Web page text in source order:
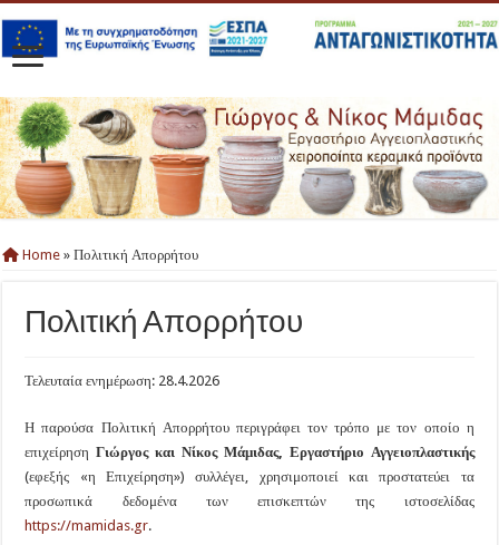
Home » Πολιτική Απορρήτου
Πολιτική Απορρήτου
Τελευταία ενημέρωση: 28.4.2026
​Η παρούσα Πολιτική Απορρήτου περιγράφει τον τρόπο με τον οποίο η
επιχείρησηΓιώργος και Νίκος Μάμιδας, Εργαστήριο Αγγειοπλαστικής
(εφεξής «η Επιχείρηση») συλλέγει, χρησιμοποιεί και προστατεύει τα
προσωπικά δεδομένα των επισκεπτών της ιστοσελίδας
https://mamidas.gr.